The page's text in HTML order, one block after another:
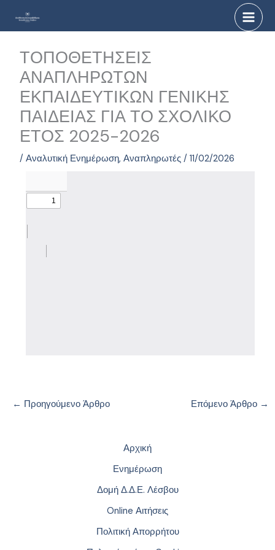
ΤΟΠΟΘΕΤΗΣΕΙΣ
ΑΝΑΠΛΗΡΩΤΩΝ
ΕΚΠΑΙΔΕΥΤΙΚΩΝ ΓΕΝΙΚΗΣ
ΠΑΙΔΕΙΑΣ ΓΙΑ ΤΟ ΣΧΟΛΙΚΟ
ΕΤΟΣ 2025-2026
/Αναλυτική Ενημέρωση,Αναπληρωτές /11/02/2026
← Προηγούμενο Άρθρο Επόμενο Άρθρο →
Αρχική
Ενημέρωση
Δομή Δ.Δ.Ε. Λέσβου
Online Αιτήσεις
Πολιτική Απορρήτου